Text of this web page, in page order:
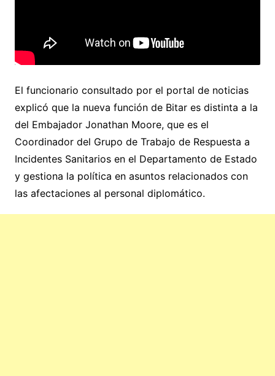
El funcionario consultado por el portal de noticias
explicó que la nueva función de Bitar es distinta a la
del Embajador Jonathan Moore, que es el
Coordinador del Grupo de Trabajo de Respuesta a
Incidentes Sanitarios en el Departamento de Estado
y gestiona la política en asuntos relacionados con
las afectaciones al personal diplomático.